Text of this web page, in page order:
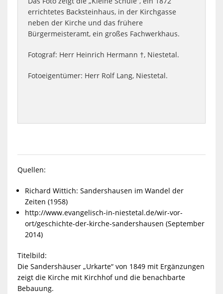
errichtetes Backsteinhaus, in der Kirchgasse
neben der Kirche und das frühere
Bürgermeisteramt, ein großes Fachwerkhaus.
Fotograf: Herr Heinrich Hermann †, Niestetal.
Fotoeigentümer: Herr Rolf Lang, Niestetal.
Quellen:
Richard Wittich: Sandershausen im Wandel der
Zeiten (1958)
http://www.evangelisch-in-niestetal.de/wir-vor-
ort/geschichte-der-kirche-sandershausen (September
2014)
Titelbild:
Die Sandershäuser „Urkarte“ von 1849 mit Ergänzungen
zeigt die Kirche mit Kirchhof und die benachbarte
Bebauung.